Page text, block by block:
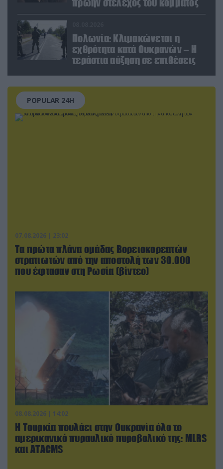
Πολωνία: Κλιμακώνεται η
εχθρότητα κατά Ουκρανών – Η
τεράστια αύξηση σε επιθέσεις
POPULAR 24H
07.08.2026 | 23:02
Τα πρώτα πλάνα ομάδας Βορειοκορεατών
στρατιωτών από την αποστολή των 30.000
που έφτασαν στη Ρωσία (βίντεο)
08.08.2026 | 14:02
Η Τουρκία πουλάει στην Ουκρανία όλο το
αμερικανικό πυραυλικό πυροβολικό της: MLRS
και ΑΤΑCMS